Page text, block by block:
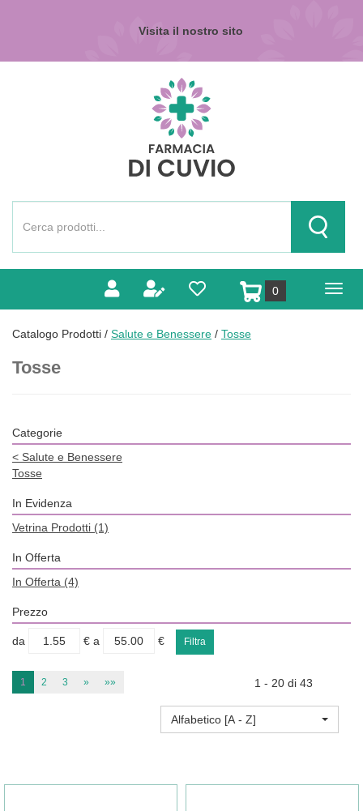
Visita il nostro sito
Prodotto
Cerca
0prodotti
inseriti
Catalogo Prodotti / Salute e Benessere / Tosse
Tosse
Categorie
< Salute e Benessere
Tosse
In Evidenza
Vetrina Prodotti (1)
In Offerta
In Offerta (4)
Prezzo
filtra
da €
filtra
a €
1 2 3 » »» 1 - 20 di 43
Alfabetico [A - Z]